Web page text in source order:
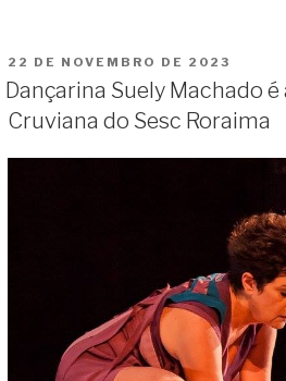
atração
do
último
PUBLICADO
EM
22 DE NOVEMBRO DE 2023
Dançarina Suely Machado
Cruviana do Sesc Roraima